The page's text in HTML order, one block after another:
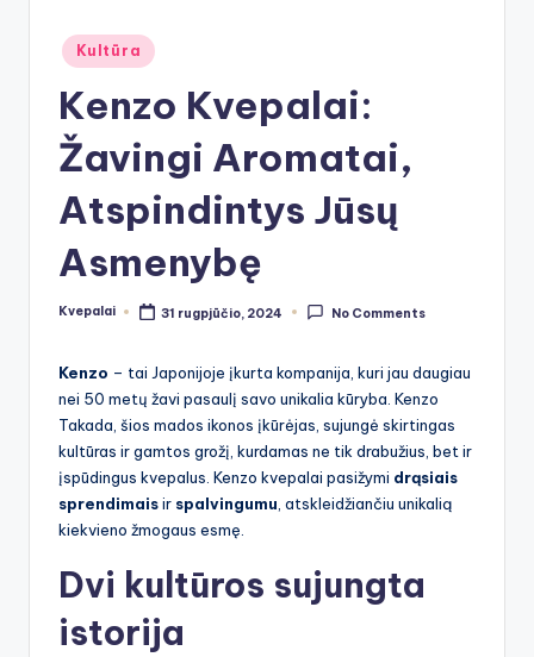
Posted
in
Kultūra
Kenzo Kvepalai:
Žavingi Aromatai,
Atspindintys Jūsų
Asmenybę
Posted
Kvepalai 31 rugpjūčio, 2024 No Comments
Kenzo – tai Japonijoje įkurta kompanija, kuri jau daugiau
nei 50 metų žavi pasaulį savo unikalia kūryba. Kenzo
Takada, šios mados ikonos įkūrėjas, sujungė skirtingas
kultūras ir gamtos grožį, kurdamas ne tik drabužius, bet ir
įspūdingus kvepalus. Kenzo kvepalai pasižymi drąsiais
sprendimaisir spalvingumu , atskleidžiančiu unikalią
kiekvieno žmogaus esmę.
Dvi kultūros sujungta
istorija